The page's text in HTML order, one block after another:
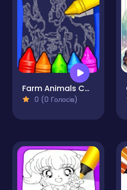
Farm Animals Coloring For Kids
0 (0 Голосів)